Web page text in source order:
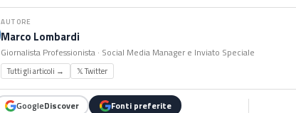
AUTORE
Marco Lombardi
Giornalista Professionista · Social Media Manager e Inviato Speciale
Tutti gli articoli → 𝕏 Twitter
GoogleDiscover Fonti preferite